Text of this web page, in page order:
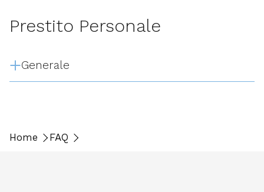
Prestito Personale
Generale
Home FAQ